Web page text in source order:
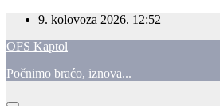
Skip
content
9. kolovoza 2026. 12:52
OFS Kaptol
Počnimo braćo, iznova...